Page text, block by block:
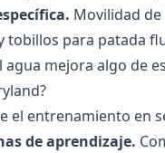
Movilidad
tobillos para patada
mejora algo de
el entrenamiento en
de aprendizaje.